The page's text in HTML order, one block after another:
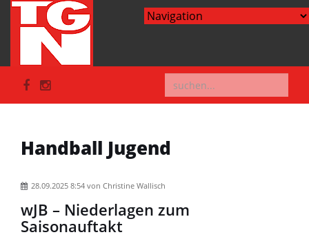
Handball Jugend
28.09.2025 8:54 von Christine Wallisch
wJB – Niederlagen zum
Saisonauftakt